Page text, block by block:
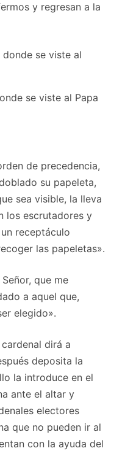
y regresan a la
se viste al Papa
de precedencia,
su papeleta,
sea visible, la lleva
los escrutadores y
receptáculo
las papeletas».
que me
a aquel que,
elegido».
dirá a
deposita la
la introduce en el
ante el altar y
electores
que no pueden ir al
con la ayuda del